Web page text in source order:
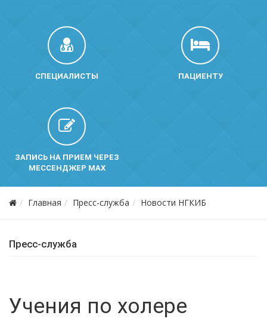
СПЕЦИАЛИСТЫ ПАЦИЕНТУ
ЗАПИСЬ НА ПРИЕМ ЧЕРЕЗ
МЕССЕНДЖЕР MAX
Главная Пресс-служба Новости НГКИБ
Пресс-служба
Учения по холере